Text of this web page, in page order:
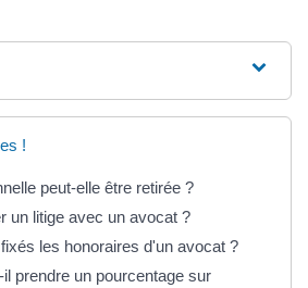
!
peut-elle être retirée ?
un litige avec un avocat ?
les honoraires d'un avocat ?
prendre un pourcentage sur